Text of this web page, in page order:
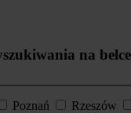
na
Poznań Rzeszów